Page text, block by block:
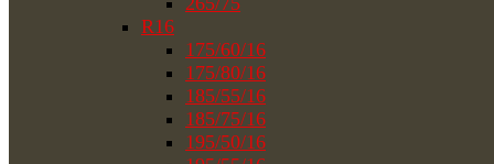
R16
175/60/16
175/80/16
185/55/16
185/75/16
195/50/16